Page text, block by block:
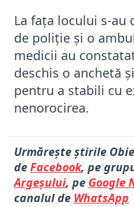
La faţa locului s-au
de poliţie și o
medicii au
deschis o anchetă
pentru a stabili cu
nenorocirea.
Urmărește știrile
deFacebook, pe
Argeșului, pe Google
canalul de WhatsApp